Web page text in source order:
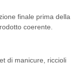
finale prima della
coerente.
di manicure, riccioli